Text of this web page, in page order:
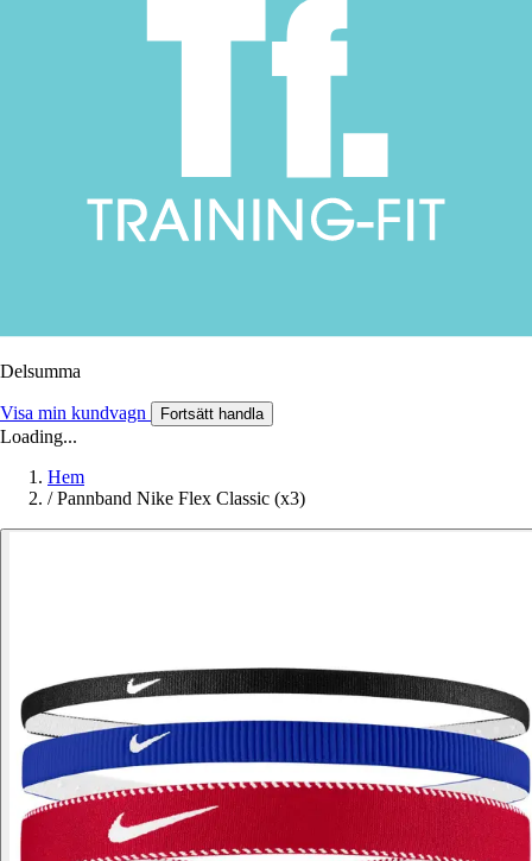
Delsumma
Visa min kundvagn Fortsätt handla
Loading...
Hem
/ Pannband Nike Flex Classic (x3)